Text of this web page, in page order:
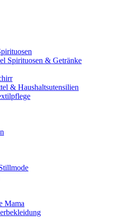
Spirituosen & Getränke
& Haushaltsutensilien
Mama